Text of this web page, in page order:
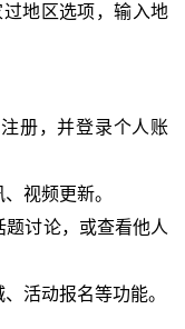
地区选项，输入地
册，并登录个人账
视频更新。
讨论，或查看他人
活动报名等功能。